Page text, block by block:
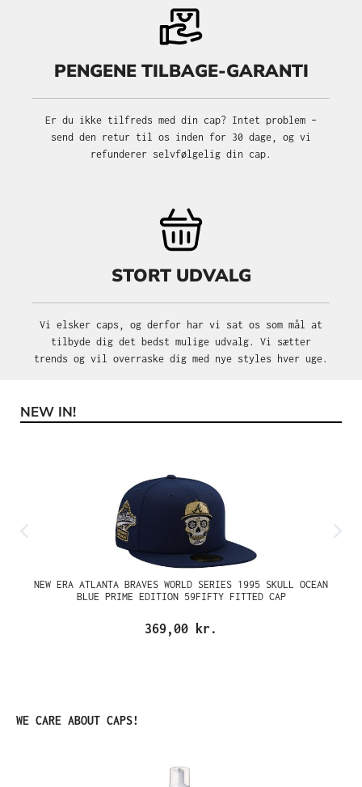
PENGENE TILBAGE-GARANTI
Er du ikke tilfreds med din cap? Intet problem –
send den retur til os inden for 30 dage, og vi
refunderer selvfølgelig din cap.
STORT UDVALG
Vi elsker caps, og derfor har vi sat os som mål at
tilbyde dig det bedst mulige udvalg. Vi sætter
trends og vil overraske dig med nye styles hver uge.
Spring produktgalleriet over
NEW IN!
NEW ERA ATLANTA BRAVES WORLD SERIES 1995 SKULL OCEAN
BLUE PRIME EDITION 59FIFTY FITTED CAP
369,00 kr.
Spring produktgalleriet over
WE CARE ABOUT CAPS!